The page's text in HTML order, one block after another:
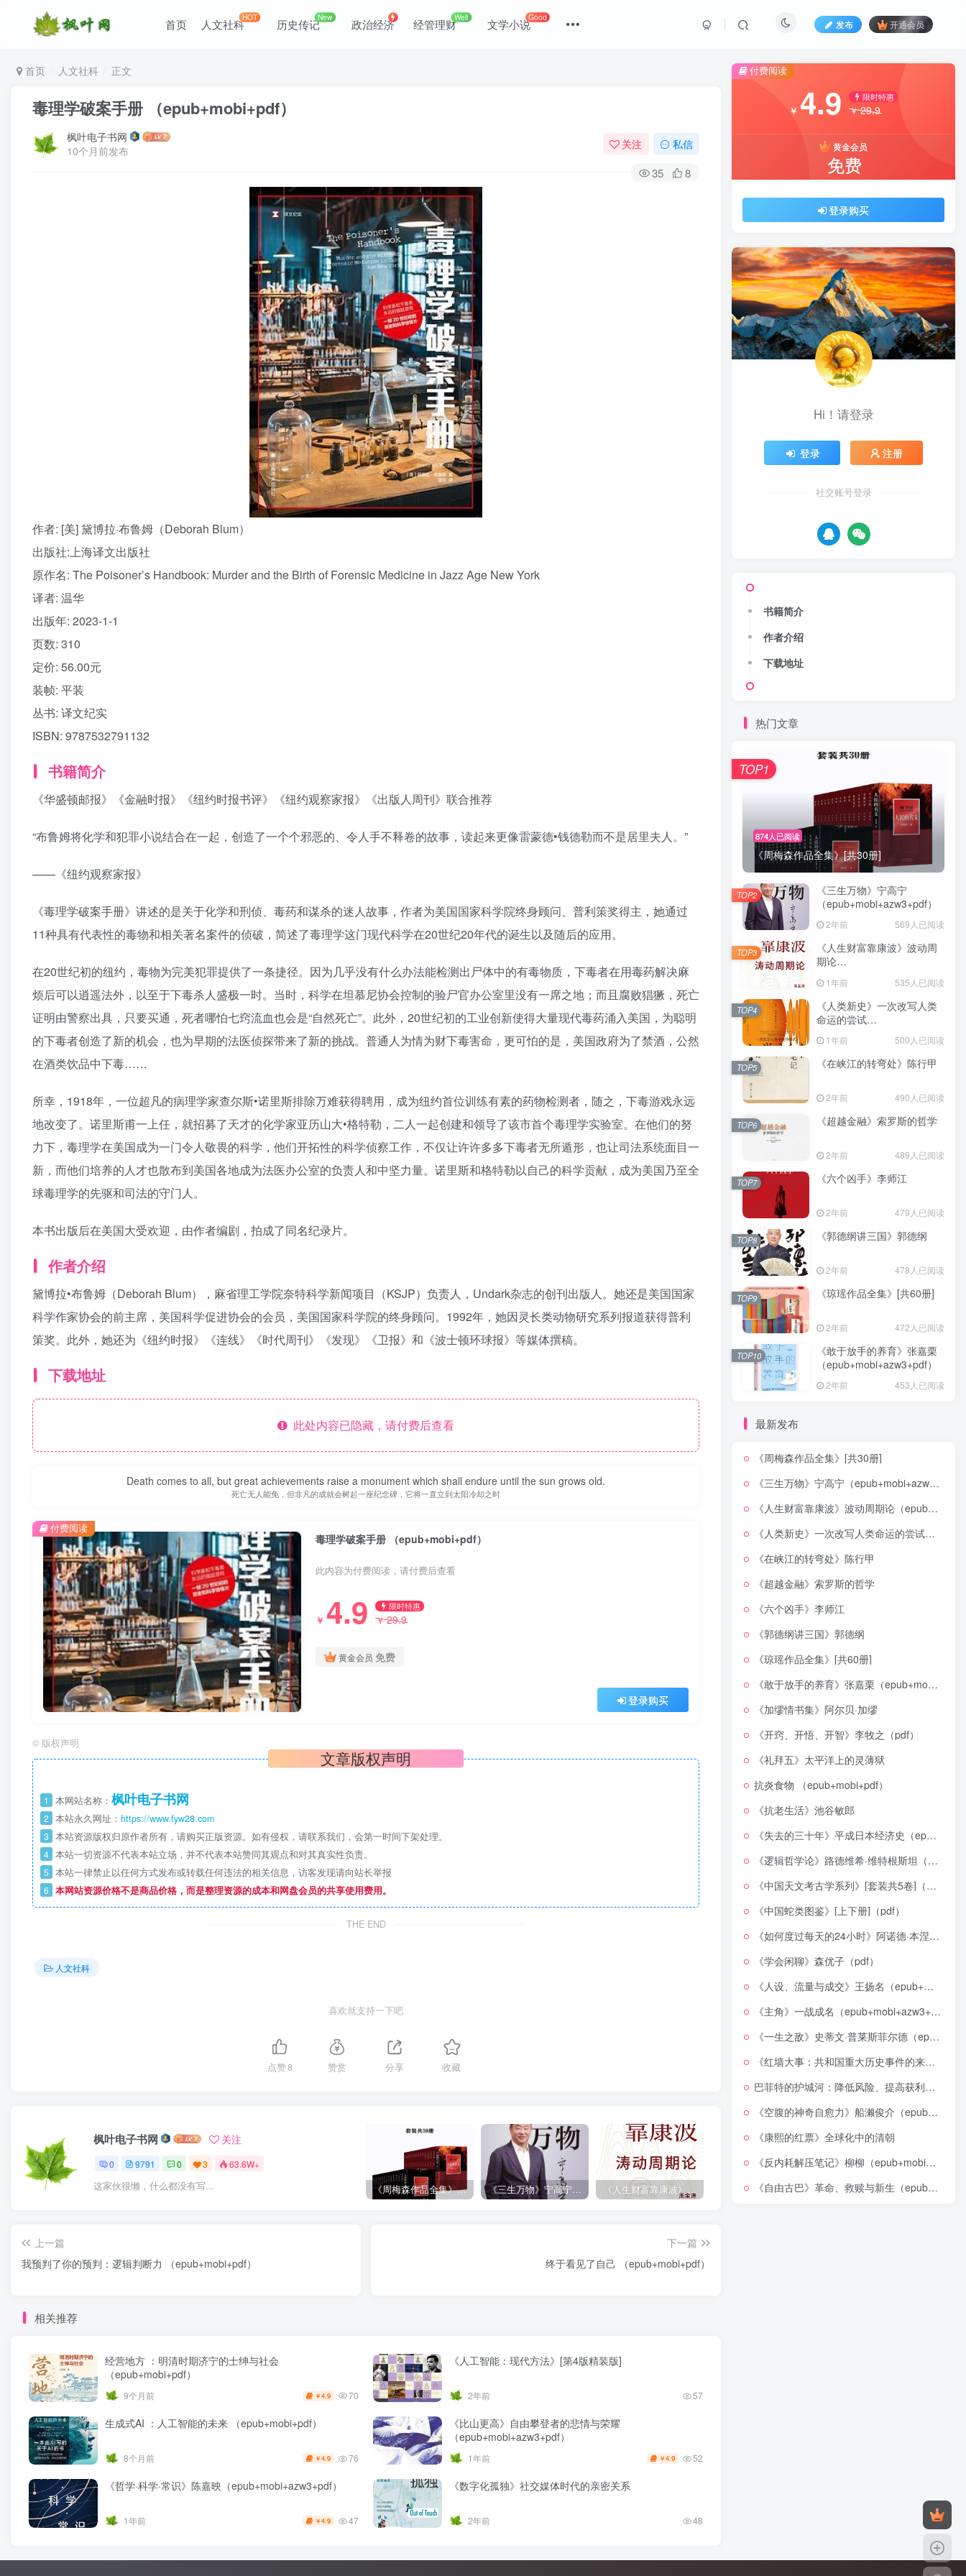
首页 人文社科HOT 历史传记New 政治经济 经管理财Well 文学小说Good
发布 开通会员
首页 人文社科 正文
毒理学破案手册 （epub+mobi+pdf）
枫叶电子书网
10个月前发布
关注 私信
35 8
作者: [美] 黛博拉·布鲁姆（Deborah Blum）
出版社:上海译文出版社
原作名: The Poisoner’s Handbook: Murder and the Birth of Forensic Medicine in Jazz Age New York
译者: 温华
出版年: 2023-1-1
页数: 310
定价: 56.00元
装帧: 平装
丛书: 译文纪实
ISBN: 9787532791132
书籍简介
《华盛顿邮报》《金融时报》《纽约时报书评》《纽约观察家报》《出版人周刊》联合推荐
“布鲁姆将化学和犯罪小说结合在一起，创造了一个个邪恶的、令人手不释卷的故事，读起来更像雷蒙德•钱德勒而不是居里夫人。”
——《纽约观察家报》
《毒理学破案手册》讲述的是关于化学和刑侦、毒药和谋杀的迷人故事，作者为美国国家科学院终身顾问、普利策奖得主，她通过
11种具有代表性的毒物和相关著名案件的侦破，简述了毒理学这门现代科学在20世纪20年代的诞生以及随后的应用。
在20世纪初的纽约，毒物为完美犯罪提供了一条捷径。因为几乎没有什么办法能检测出尸体中的有毒物质，下毒者在用毒药解决麻
烦后可以逍遥法外，以至于下毒杀人盛极一时。当时，科学在坦慕尼协会控制的验尸官办公室里没有一席之地；而且腐败猖獗，死亡
证明由警察出具，只要买通，死者哪怕七窍流血也会是“自然死亡”。此外，20世纪初的工业创新使得大量现代毒药涌入美国，为聪明
的下毒者创造了新的机会，也为早期的法医侦探带来了新的挑战。普通人为情为财下毒害命，更可怕的是，美国政府为了禁酒，公然
在酒类饮品中下毒……
所幸，1918年，一位超凡的病理学家查尔斯•诺里斯排除万难获得聘用，成为纽约首位训练有素的药物检测者，随之，下毒游戏永远
地改变了。诺里斯甫一上任，就招募了天才的化学家亚历山大•格特勒，二人一起创建和领导了该市首个毒理学实验室。在他们的努
力下，毒理学在美国成为一门令人敬畏的科学，他们开拓性的科学侦察工作，不仅让许许多多下毒者无所遁形，也让司法系统面目一
新，而他们培养的人才也散布到美国各地成为法医办公室的负责人和中坚力量。诺里斯和格特勒以自己的科学贡献，成为美国乃至全
球毒理学的先驱和司法的守门人。
本书出版后在美国大受欢迎，由作者编剧，拍成了同名纪录片。
作者介绍
黛博拉•布鲁姆（Deborah Blum），麻省理工学院奈特科学新闻项目（KSJP）负责人，Undark杂志的创刊出版人。她还是美国国家
科学作家协会的前主席，美国科学促进协会的会员，美国国家科学院的终身顾问。1992年，她因灵长类动物研究系列报道获得普利
策奖。此外，她还为《纽约时报》《连线》《时代周刊》《发现》《卫报》和《波士顿环球报》等媒体撰稿。
下载地址
此处内容已隐藏，请付费后查看
Death comes to all, but great achievements raise a monument which shall endure until the sun grows old.
死亡无人能免，但非凡的成就会树起一座纪念碑，它将一直立到太阳冷却之时
毒理学破案手册 （epub+mobi+pdf）
此内容为付费阅读，请付费后查看
￥ 4.9 限时特惠
￥29.9
黄金会员 免费
登录购买
付费阅读
© 版权声明
文章版权声明
1 本网站名称： 枫叶电子书网
2 本站永久网址： https://www.fyw28.com
3 本站资源版权归原作者所有，请购买正版资源。如有侵权，请联系我们，会第一时间下架处理。
4 本站一切资源不代表本站立场，并不代表本站赞同其观点和对其真实性负责。
5 本站一律禁止以任何方式发布或转载任何违法的相关信息，访客发现请向站长举报
6 本网站资源价格不是商品价格，而是整理资源的成本和网盘会员的共享使用费用。
THE END
人文社科
喜欢就支持一下吧
点赞8 赞赏 分享 收藏
枫叶电子书网 关注
0 9791 0 3 63.6W+
这家伙很懒，什么都没有写... 《周梅森作品全集》[共30册] 《三生万物》宁高宁（epub+mobi+azw3+pdf） 《人生财富靠康波》波动周期论（epub+mobi+azw3+pdf） 《人类新史》一次改写人类命运的尝试（epub+mobi+azw3+pdf） 《在峡江的转弯处》陈行甲
上一篇
我预判了你的预判：逻辑判断力 （epub+mobi+pdf）
下一篇
终于看见了自己 （epub+mobi+pdf）
相关推荐
经营地方 ：明清时期济宁的士绅与社会
（epub+mobi+pdf）
9个月前 ￥4.9 70
《人工智能：现代方法》[第4版精装版]
2年前 57
生成式AI ：人工智能的未来 （epub+mobi+pdf）
8个月前 ￥4.9 76
《比山更高》自由攀登者的悲情与荣耀
（epub+mobi+azw3+pdf）
1年前 ￥4.9 52
《哲学·科学·常识》陈嘉映（epub+mobi+azw3+pdf）
1年前 ￥4.9 47
《数字化孤独》社交媒体时代的亲密关系
2年前 48
付费阅读
￥ 4.9 限时特惠
￥29.9
黄金会员
免费
登录购买
Hi！请登录
登录 注册
社交账号登录
书籍简介
作者介绍
下载地址
热门文章
874人已阅读
《周梅森作品全集》[共30册]
TOP1
《三生万物》宁高宁
（epub+mobi+azw3+pdf）
2年前 569人已阅读
TOP2
《人生财富靠康波》波动周
期论
1年前 535人已阅读
TOP3
《人类新史》一次改写人类
命运的尝试
1年前 500人已阅读
TOP4
《在峡江的转弯处》陈行甲
2年前 490人已阅读
TOP5
《超越金融》索罗斯的哲学
2年前 489人已阅读
TOP6
《六个凶手》李师江
2年前 479人已阅读
TOP7
《郭德纲讲三国》郭德纲
2年前 478人已阅读
TOP8
《琼瑶作品全集》[共60册]
2年前 472人已阅读
TOP9
《敢于放手的养育》张嘉栗
（epub+mobi+azw3+pdf）
2年前 453人已阅读
TOP10
最新发布
《周梅森作品全集》[共30册]
《三生万物》宁高宁（epub+mobi+azw3+pdf）
《人生财富靠康波》波动周期论（epub+mobi+azw3+pdf）
《人类新史》一次改写人类命运的尝试（epub+mobi+azw3+pdf）
《在峡江的转弯处》陈行甲
《超越金融》索罗斯的哲学
《六个凶手》李师江
《郭德纲讲三国》郭德纲
《琼瑶作品全集》[共60册]
《敢于放手的养育》张嘉栗（epub+mobi+azw3+pdf）
《加缪情书集》阿尔贝·加缪
《开窍、开悟、开智》李牧之（pdf）
《礼拜五》太平洋上的灵薄狱
抗炎食物 （epub+mobi+pdf）
《抗老生活》池谷敏郎
《失去的三十年》平成日本经济史（epub+mobi+azw3+pdf）
《逻辑哲学论》路德维希·维特根斯坦（epub+mobi+azw3+pdf）
《中国天文考古学系列》[套装共5卷]（epub+mobi+azw3+pdf）
《中国蛇类图鉴》[上下册]（pdf）
《如何度过每天的24小时》阿诺德·本涅特（epub+mobi+azw3+pdf）
《学会闲聊》森优子（pdf）
《人设、流量与成交》王扬名（epub+mobi+azw3+pdf）
《主角》一战成名（epub+mobi+azw3+pdf）
《一生之敌》史蒂文·普莱斯菲尔德（epub+mobi+azw3+pdf）
《红墙大事：共和国重大历史事件的来龙去脉》（全二册）（pdf）
巴菲特的护城河：降低风险、提高获利的股市真规则(epub+azw3+mobi)
《空腹的神奇自愈力》船濑俊介（epub+mobi+azw3+pdf）
《康熙的红票》全球化中的清朝
《反内耗解压笔记》柳柳（epub+mobi+azw3+pdf）
《自由古巴》革命、救赎与新生（epub+mobi+azw3+pdf）
登录
没有账号？立即注册
用户名/手机号/邮箱
登录密码
记住登录
登录
社交账号登录